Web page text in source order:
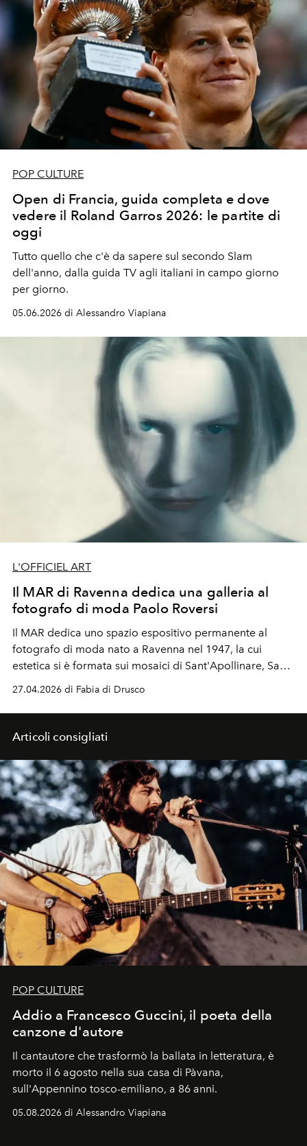
POP CULTURE
Open di Francia, guida completa e dove
vedere il Roland Garros 2026: le partite di
oggi
Tutto quello che c'è da sapere sul secondo Slam
dell'anno, dalla guida TV agli italiani in campo giorno
per giorno.
05.06.2026 di Alessandro Viapiana
L'OFFICIEL ART
Il MAR di Ravenna dedica una galleria al
fotografo di moda Paolo Roversi
Il MAR dedica uno spazio espositivo permanente al
fotografo di moda nato a Ravenna nel 1947, la cui
estetica si è formata sui mosaici di Sant'Apollinare, San
Vitale e Galla Placidia.
27.04.2026 di Fabia di Drusco
Articoli consigliati
POP CULTURE
Addio a Francesco Guccini, il poeta della
canzone d'autore
Il cantautore che trasformò la ballata in letteratura, è
morto il 6 agosto nella sua casa di Pàvana,
sull'Appennino tosco-emiliano, a 86 anni.
05.08.2026 di Alessandro Viapiana